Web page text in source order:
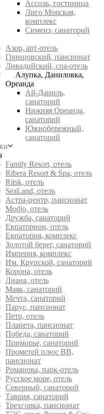
Ассоль, гостиница
Лиго Морская,
комплекс
Симеиз, санаторий
Азор, арт-отель
Гринцовский, пансионат
Ливадийский, спа-отель
Алупка, Даниловка,
Ореанда
Ай-Даниль,
санаторий
Нижняя Ореанда,
санаторий
Южнобережный,
санаторий
Family Resort, отель
Ribera Resort & Spa, отель
Ritsk, отель
SeaLand, отель
Астра-центр, пансионат
Modjo, отель
Дружба, санаторий
Евпаторион, отель
Евпатория, комплекс
Золотой берег, санаторий
Империя, комплекс
Им. Крупской, санаторий
Корона, отель
Лиана, отель
Маяк, санаторий
Мечта, санаторий
Парус, пансионат
Петр, отель
Планета, пансионат
Победа, санаторий
Приморье, санаторий
Прометей плюс ВВ,
пансионат
Романова, парк-отель
Русское море, отель
Северный, санаторий
Таврия, санаторий
Трехгорка, пансионат